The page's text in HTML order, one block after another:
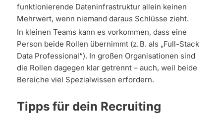
funktionierende Dateninfrastruktur allein keinen
Mehrwert, wenn niemand daraus Schlüsse zieht.
In kleinen Teams kann es vorkommen, dass eine
Person beide Rollen übernimmt (z. B. als „Full-Stack
Data Professional“). In großen Organisationen sind
die Rollen dagegen klar getrennt – auch, weil beide
Bereiche viel Spezialwissen erfordern.
Tipps für dein Recruiting